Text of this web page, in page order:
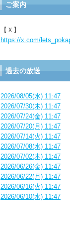
ご案内
【Ｘ】
https://x.com/
過去の放送
2026/08/05(水) 11:47
2026/07/30(木) 11:47
2026/07/24(金) 11:47
2026/07/20(月) 11:47
2026/07/14(火) 11:47
2026/07/08(水) 11:47
2026/07/02(木) 11:47
2026/06/26(金) 11:47
2026/06/22(月) 11:47
2026/06/16(火) 11:47
2026/06/10(水) 11:47